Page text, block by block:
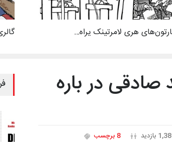
هری لامرتینک یراه…
در باره
بازدید 8 برچسب